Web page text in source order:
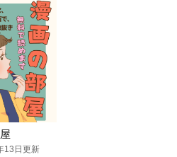
13日更新